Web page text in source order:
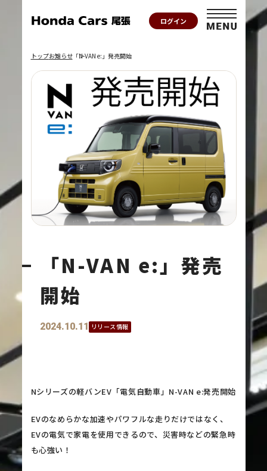
ログイン
トップお知らせ「N-VAN e:」発売開始
「N-VAN e:」発売
開始
2024.10.11 リリース情報
Nシリーズの軽バンEV「電気自動車」N-VAN e:発売開始
EVのなめらかな加速やパワフルな走りだけではなく、
EVの電気で家電を使用できるので、災害時などの緊急時
も心強い！